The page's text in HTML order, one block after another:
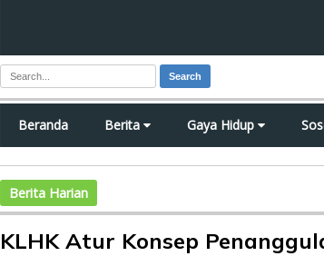
Search
Beranda Berita Gaya Hidup
Berita Harian
KLHK Atur Konsep